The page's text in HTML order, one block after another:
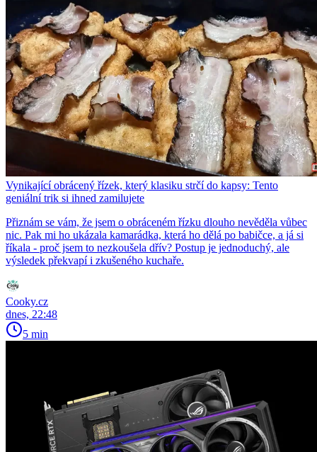
Vynikající obrácený řízek, který klasiku strčí do kapsy: Tento
geniální trik si ihned zamilujete
Přiznám se vám, že jsem o obráceném řízku dlouho nevěděla vůbec
nic. Pak mi ho ukázala kamarádka, která ho dělá po babičce, a já si
říkala - proč jsem to nezkoušela dřív? Postup je jednoduchý, ale
výsledek překvapí i zkušeného kuchaře.
Cooky.cz
dnes, 22:48
5 min